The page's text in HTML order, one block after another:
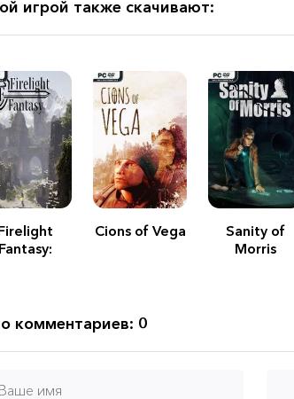
игрой также скачивают:
Fantasy:
Cions of Vega
Sanity of
Morris
комментариев: 0